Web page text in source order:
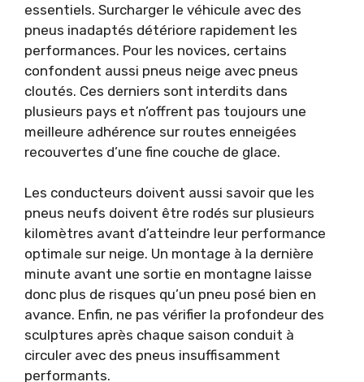
essentiels. Surcharger le véhicule avec des
pneus inadaptés détériore rapidement les
performances. Pour les novices, certains
confondent aussi pneus neige avec pneus
cloutés. Ces derniers sont interdits dans
plusieurs pays et n’offrent pas toujours une
meilleure adhérence sur routes enneigées
recouvertes d’une fine couche de glace.
Les conducteurs doivent aussi savoir que les
pneus neufs doivent être rodés sur plusieurs
kilomètres avant d’atteindre leur performance
optimale sur neige. Un montage à la dernière
minute avant une sortie en montagne laisse
donc plus de risques qu’un pneu posé bien en
avance. Enfin, ne pas vérifier la profondeur des
sculptures après chaque saison conduit à
circuler avec des pneus insuffisamment
performants.